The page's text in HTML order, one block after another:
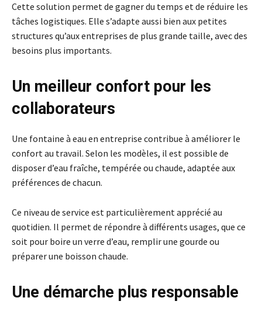
Cette solution permet de gagner du temps et de réduire les
tâches logistiques. Elle s’adapte aussi bien aux petites
structures qu’aux entreprises de plus grande taille, avec des
besoins plus importants.
Un meilleur confort pour les
collaborateurs
Une fontaine à eau en entreprise contribue à améliorer le
confort au travail. Selon les modèles, il est possible de
disposer d’eau fraîche, tempérée ou chaude, adaptée aux
préférences de chacun.
Ce niveau de service est particulièrement apprécié au
quotidien. Il permet de répondre à différents usages, que ce
soit pour boire un verre d’eau, remplir une gourde ou
préparer une boisson chaude.
Une démarche plus responsable